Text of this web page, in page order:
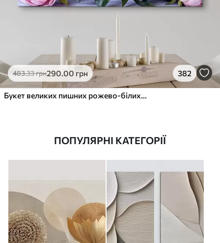
483.33грн290.00 грн 382
Букет великих пишних рожево-білих квітів півонії із зеленим листям на м’якому розмитому фоні
ПОПУЛЯРНІ КАТЕГОРІЇ